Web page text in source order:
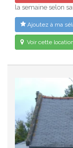
la semaine selon
Ajoutez à ma
Voir cette location